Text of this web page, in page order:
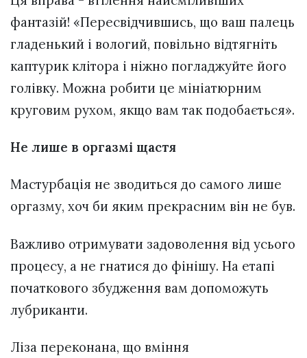
фантазій! «Пересвідчившись, що ваш палець
гладенький і вологий, повільно відтягніть
каптурик клітора і ніжно погладжуйте його
голівку. Можна робити це мініатюрним
круговим рухом, якщо вам так подобається».
Не лише в оргазмі щастя
Мастурбація не зводиться до самого лише
оргазму, хоч би яким прекрасним він не був.
Важливо отримувати задоволення від усього
процесу, а не гнатися до фінішу. На етапі
початкового збудження вам допоможуть
лубриканти.
Ліза переконана, що вміння